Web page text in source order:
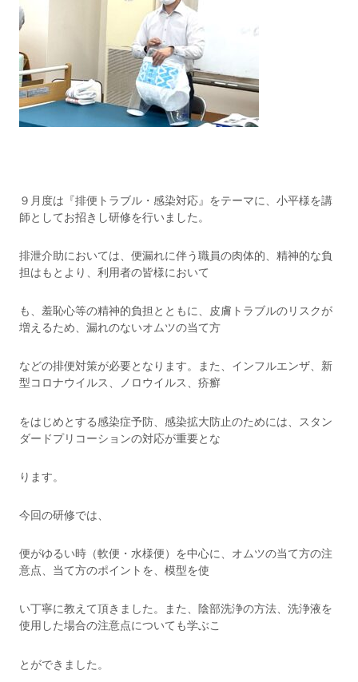
９月度は『排便トラブル・感染対応』をテーマに、小平様を講
師としてお招きし研修を行いました。
排泄介助においては、便漏れに伴う職員の肉体的、精神的な負
担はもとより、利用者の皆様において
も、羞恥心等の精神的負担とともに、皮膚トラブルのリスクが
増えるため、漏れのないオムツの当て方
などの排便対策が必要となります。また、インフルエンザ、新
型コロナウイルス、ノロウイルス、疥癬
をはじめとする感染症予防、感染拡大防止のためには、スタン
ダードプリコーションの対応が重要とな
ります。
今回の研修では、
便がゆるい時（軟便・水様便）を中心に、オムツの当て方の注
意点、当て方のポイントを、模型を使
い丁寧に教えて頂きました。また、陰部洗浄の方法、洗浄液を
使用した場合の注意点についても学ぶこ
とができました。